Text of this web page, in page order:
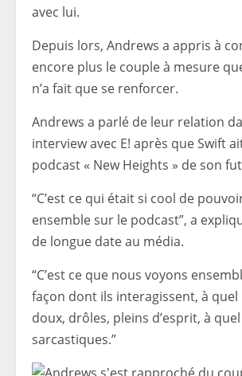
avec lui.
Depuis lors, Andrews a appris à
encore plus le couple à mesure
n’a fait que se renforcer.
Andrews a parlé de leur relation
interview avec E! après que Swift
podcast « New Heights » de son
“C’est ce qui était si cool de
ensemble sur le podcast”, a
de longue date au média.
“C’est ce que nous voyons
façon dont ils interagissent, à
doux, drôles, pleins d’esprit, à
sarcastiques.”